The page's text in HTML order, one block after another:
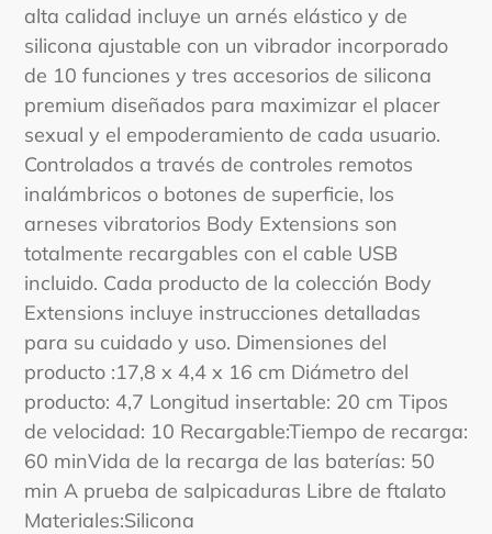
alta calidad incluye un arnés elástico y de
silicona ajustable con un vibrador incorporado
de 10 funciones y tres accesorios de silicona
premium diseñados para maximizar el placer
sexual y el empoderamiento de cada usuario.
Controlados a través de controles remotos
inalámbricos o botones de superficie, los
arneses vibratorios Body Extensions son
totalmente recargables con el cable USB
incluido. Cada producto de la colección Body
Extensions incluye instrucciones detalladas
para su cuidado y uso. Dimensiones del
producto :17,8 x 4,4 x 16 cm Diámetro del
producto: 4,7 Longitud insertable: 20 cm Tipos
de velocidad: 10 Recargable:Tiempo de recarga:
60 minVida de la recarga de las baterías: 50
min A prueba de salpicaduras Libre de ftalato
Materiales:Silicona